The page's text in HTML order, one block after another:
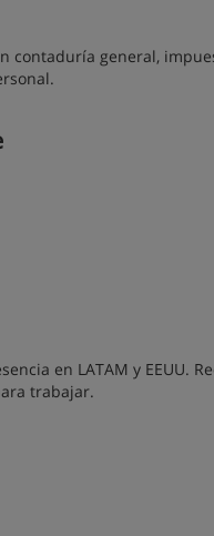
contaduría general,
en LATAM y EEUU.
trabajar.